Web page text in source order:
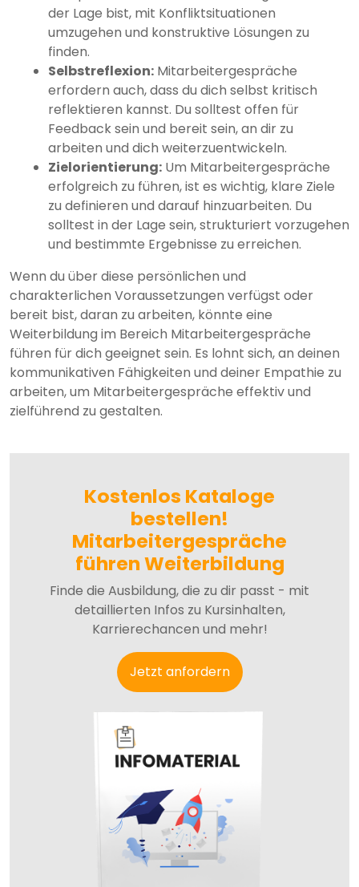
der Lage bist, mit Konfliktsituationen
umzugehen und konstruktive Lösungen zu
finden.
Selbstreflexion: Mitarbeitergespräche
erfordern auch, dass du dich selbst kritisch
reflektieren kannst. Du solltest offen für
Feedback sein und bereit sein, an dir zu
arbeiten und dich weiterzuentwickeln.
Zielorientierung: Um Mitarbeitergespräche
erfolgreich zu führen, ist es wichtig, klare Ziele
zu definieren und darauf hinzuarbeiten. Du
solltest in der Lage sein, strukturiert vorzugehen
und bestimmte Ergebnisse zu erreichen.
Wenn du über diese persönlichen und
charakterlichen Voraussetzungen verfügst oder
bereit bist, daran zu arbeiten, könnte eine
Weiterbildung im Bereich Mitarbeitergespräche
führen für dich geeignet sein. Es lohnt sich, an deinen
kommunikativen Fähigkeiten und deiner Empathie zu
arbeiten, um Mitarbeitergespräche effektiv und
zielführend zu gestalten.
Kostenlos Kataloge
bestellen!
Mitarbeitergespräche
führen Weiterbildung
Finde die Ausbildung, die zu dir passt - mit
detaillierten Infos zu Kursinhalten,
Karrierechancen und mehr!
Jetzt anfordern